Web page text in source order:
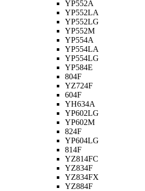
YP552A
YP552LA
YP552LG
YP552M
YP554A
YP554LA
YP554LG
YP584E
804F
YZ724F
604F
YH634A
YP602LG
YP602M
824F
YP604LG
814F
YZ814FC
YZ834F
YZ834FX
YZ884F